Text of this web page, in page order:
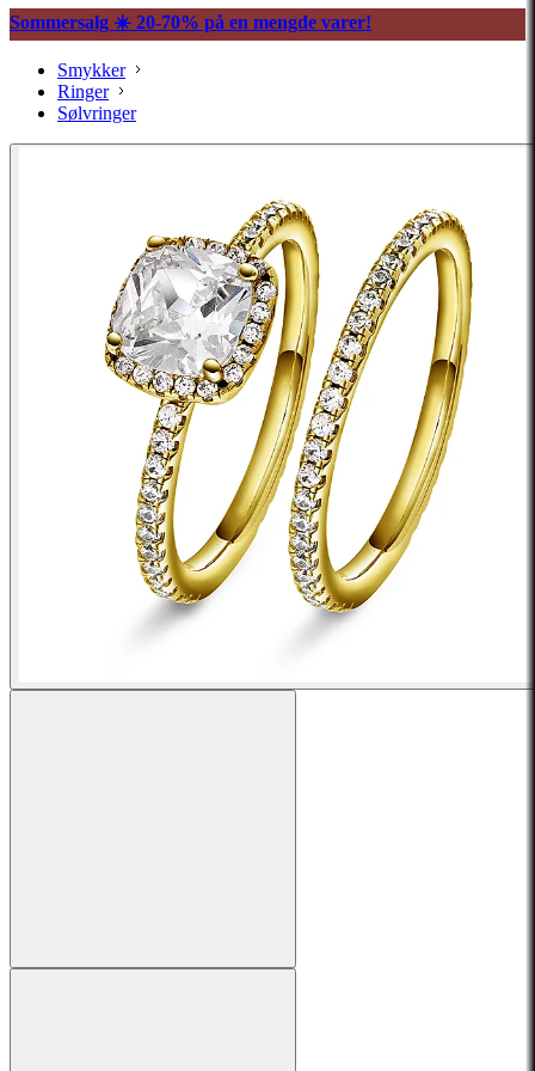
Sommersalg ☀️ 20-70% på en mengde varer!
Smykker
Ringer
Sølvringer